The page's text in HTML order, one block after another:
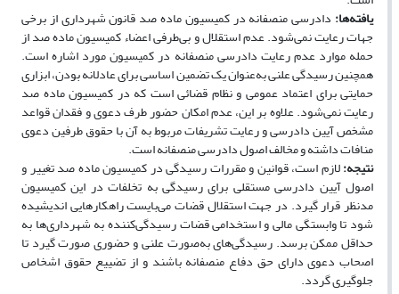
یافته‌ها: دادرسی منصفانه در کمیسیون ماده صد قانون شهرداری از برخی
جهات رعایت نمی‌شود. عدم استقلال و بی‌طرفی اعضاء کمیسیون ماده صد از
حمله موارد عدم رعایت دادرسی منصفانه در کمیسیون مورد اشاره است.
همچنین رسیدگی علنی به‌عنوان یک تضمین اساسی برای عادلانه بودن، ابزاری
حمایتی برای اعتماد عمومی و نظام قضائی است که در کمیسیون ماده صد
رعایت نمی‌شود. علاوه بر این، عدم امکان حضور طرف دعوی و فقدان قواعد
مشخص آیین دادرسی و رعایت تشریفات مربوط به آن با حقوق طرفین دعوی
منافات داشته و مخالف اصول دادرسی منصفانه است.
نتیجه‌:لازم است، قوانین و مقررات رسیدگی‌ در کمیسیون ماده صد تغییر و
اصول آیین دادرسی مستقلی برای رسیدگی به تخلفات در این کمیسیون
مدنظر قرار گیرد. در جهت استقلال قضات می‌بایست راهکارهایی اندیشیده
شود تا وابستگی مالی و استخدامی قضات رسیدگی‌کننده به شهرداری‌ها به
حداقل ممکن برسد. رسیدگی‌های به‌صورت علنی و حضوری صورت گیرد تا
اصحاب دعوی دارای حق دفاع منصفانه باشند و از تضییع حقوق اشخاص
جلوگیری گردد.